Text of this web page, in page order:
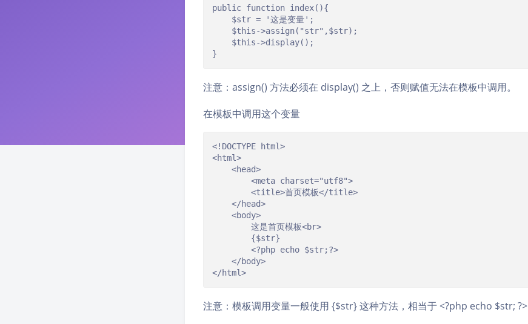
public function index(){
}
注意：assign() 方法必须在 display() 之上，否则赋值无法在模板中调用。
在模板中调用这个变量
<!DOCTYPE html>
<html>
</html>
注意：模板调用变量一般使用 {$str} 这种方法，相当于 <?php echo $str; ?>